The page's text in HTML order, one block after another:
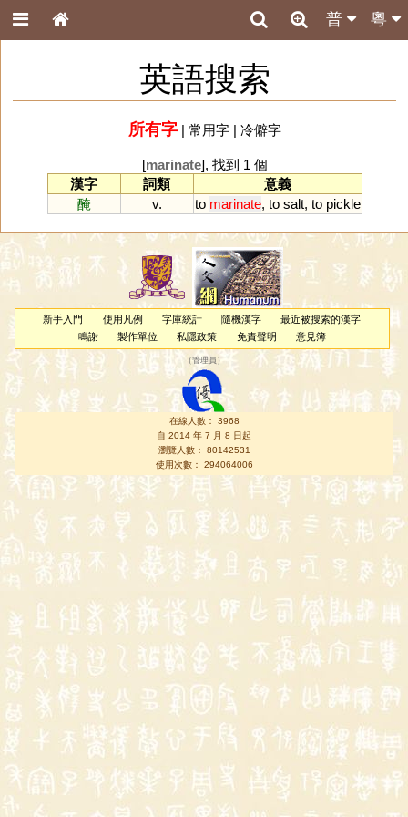
粵
普
英語搜索
所有字| 常用字| 冷僻字
[marinate], 找到 1 個
漢字
詞類
意義
醃
v. to marinate, to salt, to pickle
新手入門 使用凡例 字庫統計 隨機漢字
最近被搜索的漢字
鳴謝
製作單位 私隱政策 免責聲明 意見簿
（管理員 ）
在線人數： 3968
自 2014 年 7 月 8 日起
瀏覽人數： 80142531
使用次數： 294064006